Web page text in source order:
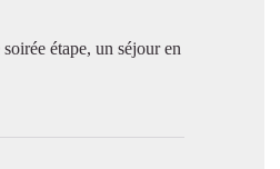
étape, un séjour en